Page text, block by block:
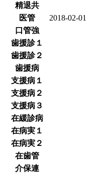
精退共
医管
2018-02-01
口管強
歯援診１
歯援診２
歯援病
支援病１
支援病２
支援病３
在緩診病
在病実１
在病実２
在歯管
介保連